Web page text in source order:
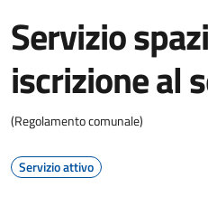
Servizio
iscrizione al
(Regolamento comunale)
Servizio attivo